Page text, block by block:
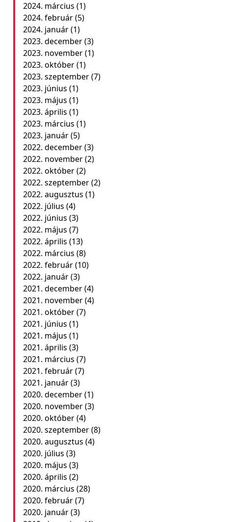
2024. március (1)
2024. február(5)
2024. január(1)
2023. december(3)
2023. november(1)
2023. október(1)
2023. szeptember(7)
2023. június (1)
2023. május (1)
2023. április (1)
2023. március (1)
2023. január(5)
2022. december(3)
2022. november(2)
2022. október(2)
2022. szeptember(2)
2022. augusztus (1)
2022. július (4)
2022. június (3)
2022. május (7)
2022. április (13)
2022. március (8)
2022. február(10)
2022. január(3)
2021. december(4)
2021. november(4)
2021. október(7)
2021. június (1)
2021. május (1)
2021. április (3)
2021. március (7)
2021. február(7)
2021. január(3)
2020. december(1)
2020. november(3)
2020. október(4)
2020. szeptember(8)
2020. augusztus (4)
2020. július (3)
2020. május (3)
2020. április (2)
2020. március (28)
2020. február(7)
2020. január(3)